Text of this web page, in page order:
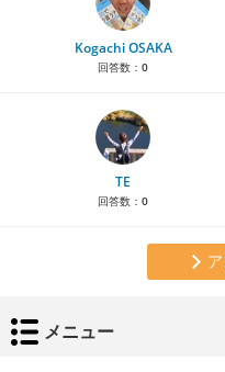
Kogachi OSAKA
回答数： 0
TE
回答数： 0
メニュー